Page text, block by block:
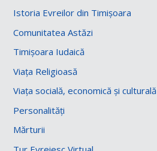
Istoria Evreilor din Timișoara
Comunitatea Astăzi
Timișoara Iudaică
Viața Religioasă
Viața socială, economică și culturală
Personalități
Mărturii